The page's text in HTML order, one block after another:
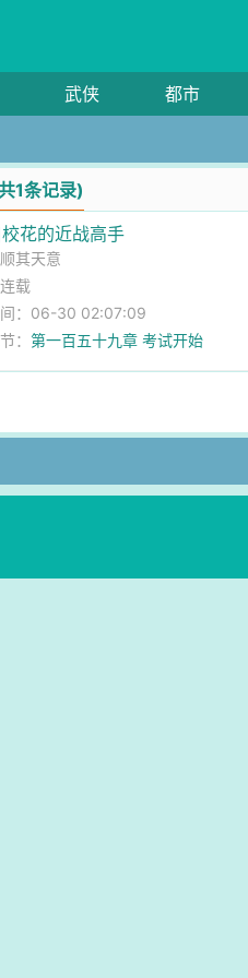
武侠 都市
1条记录)
花的近战高手
顺其天意
载
：06-30 02:07:09
：第一百五十九章 考试开始